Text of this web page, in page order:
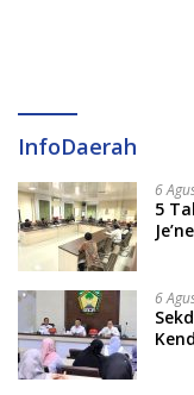
InfoDaerah
6
5
6